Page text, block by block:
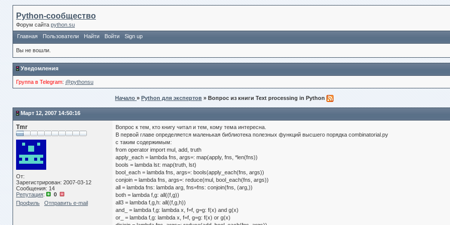
Python-сообщество
Форум сайта python.su
Главная
Пользователи Найти Войти Sign up
Вы не вошли.
Уведомления
Группа в Telegram: @pythonsu
Начало»Python для экспертов » Вопрос из книги Text processing in Python
Март 12, 2007 14:50:16
Tmr
От:
Зарегистрирован: 2007-03-12
Сообщения: 14
Репутация:
0
Профиль
Отправить e-mail
Вопрос к тем, кто книгу читал и тем, кому тема интересна.
В первой главе определяется маленькая библиотека полезных функций высшего порядка combinatorial.py
с таким содержимым:
from operator import mul, add, truth
apply_each = lambda fns, args=: map(apply, fns, *len(fns))
bools = lambda lst: map(truth, lst)
bool_each = lambda fns, args=: bools(apply_each(fns, args))
conjoin = lambda fns, args=: reduce(mul, bool_each(fns, args))
all = lambda fns: lambda arg, fns=fns: conjoin(fns, (arg,))
both = lambda f,g: all((f,g))
all3 = lambda f,g,h: all((f,g,h))
and_ = lambda f,g: lambda x, f=f, g=g: f(x) and g(x)
or_ = lambda f,g: lambda x, f=f, g=g: f(x) or g(x)